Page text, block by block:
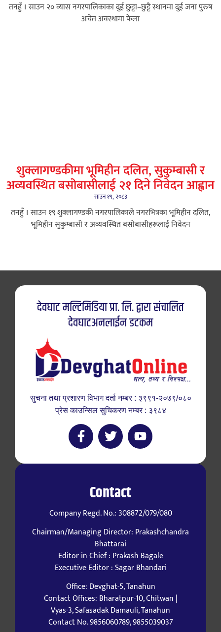
तनहुँ । साउन २० व्यास नगरपालिकाका दुई छुट्टा–छुट्टै स्थानमा दुई जना पुरुष
अचेत अवस्थामा फेला
शुक्लागण्डकीमा भूमिहीन दलित, सुकुम्बासी र
अव्यवस्थित बसोबासीलाई २१ दिने निवेदन आह्वान
साउन १९, २०८३
तनहुँ । साउन १९ शुक्लागण्डकी नगरपालिकाले नगरभित्रका भूमिहीन दलित,
भूमिहीन सुकुम्बासी र अव्यवस्थित बसोबासीहरूलाई निवेदन
देवघाट मल्टिमिडिया प्रा. लि. द्वारा संचालित
देवघाटअनलाईन डटकम
सुचना तथा प्रशारण विभाग दर्ता नम्बर : ३९९१-२०७९/०८०
प्रेस काउन्सिल सुचिकरण नम्बर : ३९८४
Contact
Company Regd. No.: 308872/079/080
Chairman/Managing Director: Prakashchandra
Bhattarai
Editor in Chief : Prakash Bagale
Executive Editor : Sagar Bhandari
Office: Devghat-5, Tanahun
Contact Offices: Bharatpur-10, Chitwan |
Vyas-3, Safasadak Damauli, Tanahun
Contact No. 9856060789, 9855039037